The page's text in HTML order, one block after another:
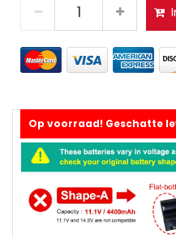
Op voorraad! Geschatte